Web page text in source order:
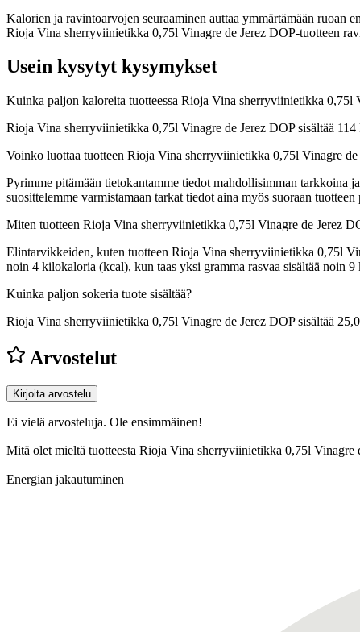
Kalorien ja ravintoarvojen seuraaminen auttaa ymmärtämään
Rioja Vina sherryviinietikka 0,75l Vinagre de Jerez DOP-tuotteen
Usein kysytyt kysymykset
Kuinka paljon kaloreita tuotteessa Rioja Vina sherryviinietikka 0,75l
Rioja Vina sherryviinietikka 0,75l Vinagre de Jerez DOP sisältää
Voinko luottaa tuotteen Rioja Vina sherryviinietikka 0,75l Vinagre
Pyrimme pitämään tietokantamme tiedot mahdollisimman
suosittelemme varmistamaan tarkat tiedot aina myös suoraan tuotteen
Miten tuotteen Rioja Vina sherryviinietikka 0,75l Vinagre de Jerez
Elintarvikkeiden, kuten tuotteen Rioja Vina sherryviinietikka 0,75l
noin 4 kilokaloria (kcal), kun taas yksi gramma rasvaa sisältää noin
Kuinka paljon sokeria tuote sisältää?
Rioja Vina sherryviinietikka 0,75l Vinagre de Jerez DOP sisältää
Arvostelut
Kirjoita arvostelu
Ei vielä arvosteluja. Ole ensimmäinen!
Mitä olet mieltä tuotteesta Rioja Vina sherryviinietikka 0,75l Vinagre
Energian jakautuminen